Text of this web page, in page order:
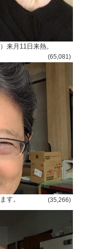
来月11日来熱。
(65,081)
す。 (35,266)